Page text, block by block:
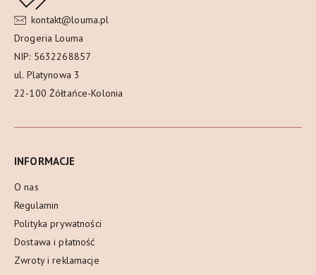
kontakt@louma.pl
Drogeria Louma
NIP: 5632268857
ul. Platynowa 3
22-100 Żółtańce-Kolonia
INFORMACJE
O nas
Regulamin
Polityka prywatności
Dostawa i płatność
Zwroty i reklamacje